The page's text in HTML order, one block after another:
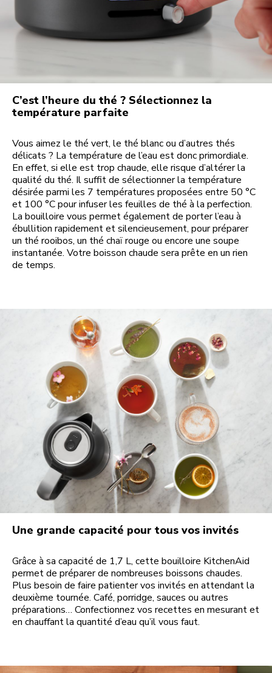
C’est l’heure du thé ? Sélectionnez la
température parfaite
Vous aimez le thé vert, le thé blanc ou d’autres thés
délicats ? La température de l’eau est donc primordiale.
En effet, si elle est trop chaude, elle risque d’altérer la
qualité du thé. Il suffit de sélectionner la température
désirée parmi les 7 températures proposées entre 50 °C
et 100 °C pour infuser les feuilles de thé à la perfection.
La bouilloire vous permet également de porter l’eau à
ébullition rapidement et silencieusement, pour préparer
un thé rooibos, un thé chaï rouge ou encore une soupe
instantanée. Votre boisson chaude sera prête en un rien
de temps.
Une grande capacité pour tous vos invités
Grâce à sa capacité de 1,7 L, cette bouilloire KitchenAid
permet de préparer de nombreuses boissons chaudes.
Plus besoin de faire patienter vos invités en attendant la
deuxième tournée. Café, porridge, sauces ou autres
préparations… Confectionnez vos recettes en mesurant et
en chauffant la quantité d’eau qu’il vous faut.